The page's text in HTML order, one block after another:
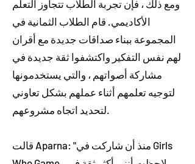
ومع ذلك ، فإن تجربة الطلاب تتجاوز التعلم
الأكاديمي. قام الطلاب الثمانية في
المجموعة ببناء صداقات جديدة مع أقران
لهم نفس التفكير واكتشفوا ثقة جديدة في
مشاركة أصواتهم ، والتي يستخدمونها
لتوجيه تعلمهم أثناء عملهم بشكل تعاوني
لتحديد اتجاه مشروعهم.
قالت Aparna: "منذ أن شاركت في Girls